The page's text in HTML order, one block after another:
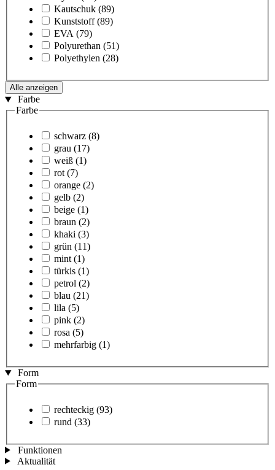
Kautschuk (89)
Kunststoff (89)
EVA (79)
Polyurethan (51)
Polyethylen (28)
Alle anzeigen
Farbe
Farbe
schwarz (8)
grau (17)
weiß (1)
rot (7)
orange (2)
gelb (2)
beige (1)
braun (2)
khaki (3)
grün (11)
mint (1)
türkis (1)
petrol (2)
blau (21)
lila (5)
pink (2)
rosa (5)
mehrfarbig (1)
Form
Form
rechteckig (93)
rund (33)
Funktionen
Aktualität